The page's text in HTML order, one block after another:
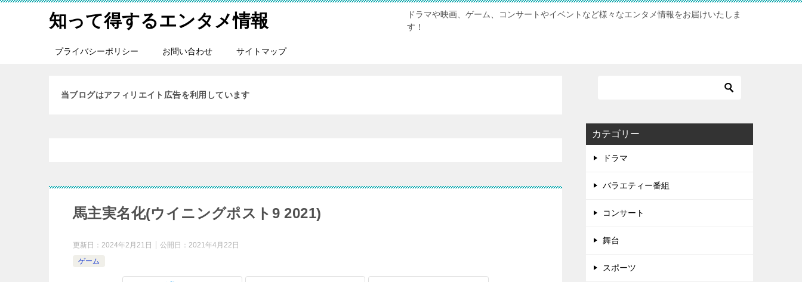
知って得するエンタメ情報
ドラマや映画、ゲーム、コンサートやイベントなど様々なエンタメ情報をお届けいたしま
す！
プライバシーポリシー お問い合わせ サイトマップ
当ブログはアフィリエイト広告を利用しています
馬主実名化(ウイニングポスト9 2021)
更新日： 2024年2月21日 公開日： 2021年4月22日
ゲーム
カテゴリー
ドラマ
バラエティー番組
コンサート
舞台
スポーツ